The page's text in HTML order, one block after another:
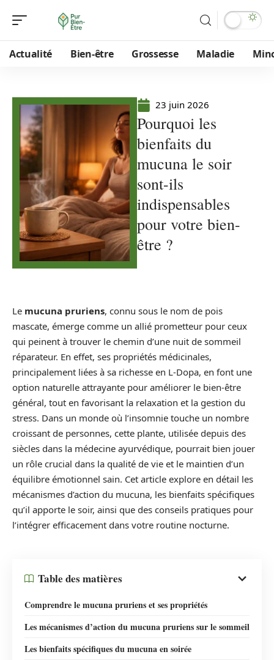
Actualité Bien-être Grossesse Maladie
23 juin 2026
Pourquoi les
bienfaits du
mucuna le soir
sont-ils
indispensables
pour votre bien-
être ?
Le mucuna pruriens, connu sous le nom de pois
mascate, émerge comme un allié prometteur pour ceux
qui peinent à trouver le chemin d’une nuit de sommeil
réparateur. En effet, ses propriétés médicinales,
principalement liées à sa richesse en L-Dopa, en font une
option naturelle attrayante pour améliorer le bien-être
général, tout en favorisant la relaxation et la gestion du
stress. Dans un monde où l’insomnie touche un nombre
croissant de personnes, cette plante, utilisée depuis des
siècles dans la médecine ayurvédique, pourrait bien jouer
un rôle crucial dans la qualité de vie et le maintien d’un
équilibre émotionnel sain. Cet article explore en détail les
mécanismes d’action du mucuna, les bienfaits spécifiques
qu’il apporte le soir, ainsi que des conseils pratiques pour
l’intégrer efficacement dans votre routine nocturne.
Table des matières
Comprendre le mucuna pruriens et ses propriétés
Les mécanismes d’action du mucuna pruriens sur le sommeil
Les bienfaits spécifiques du mucuna en soirée